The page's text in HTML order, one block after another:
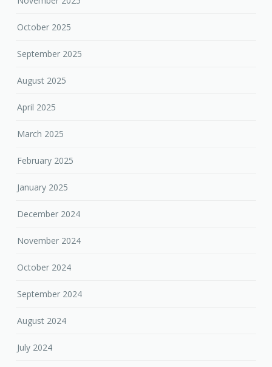
October 2025
September 2025
August 2025
April 2025
March 2025
February 2025
January 2025
December 2024
November 2024
October 2024
September 2024
August 2024
July 2024